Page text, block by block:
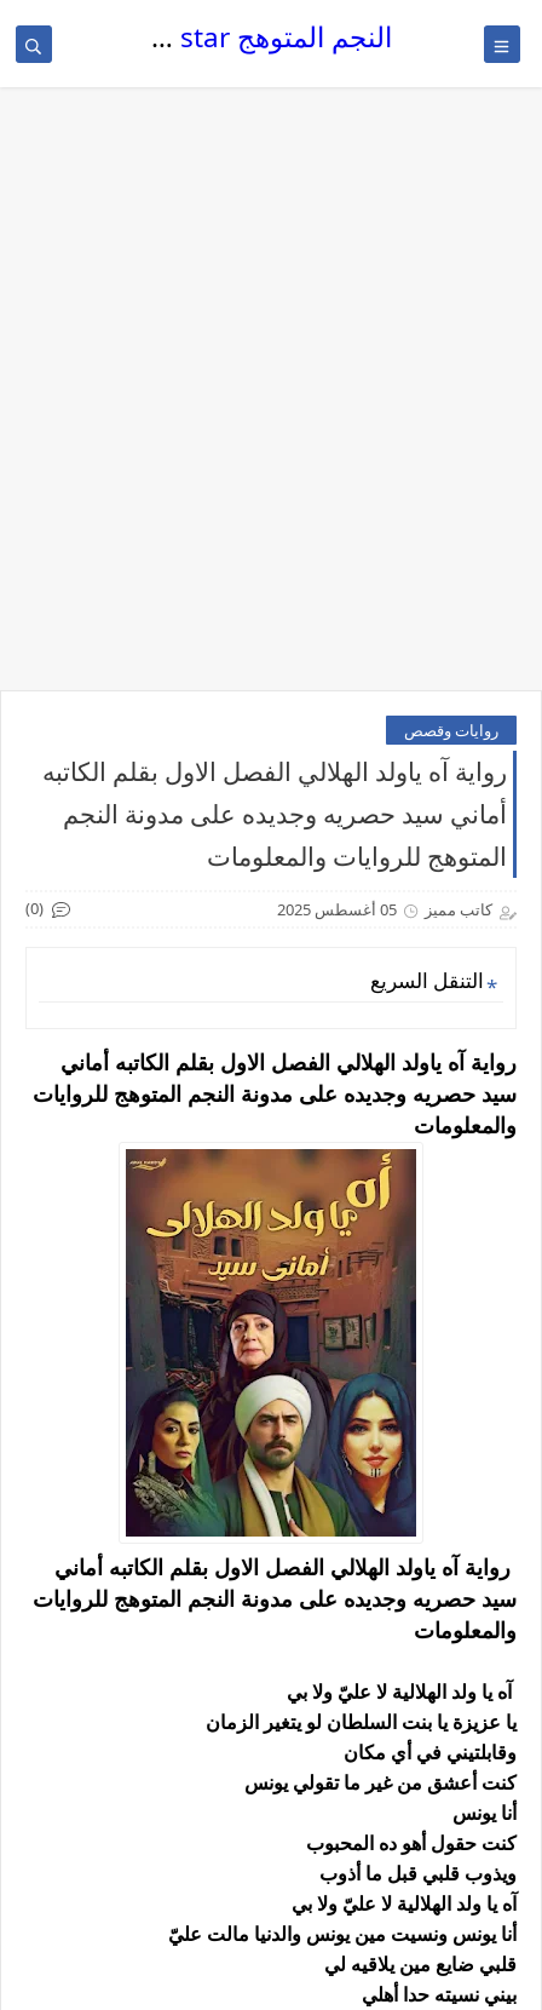
النجم المتوهج The glowing star
روايات وقصص
رواية آه ياولد الهلالي الفصل الاول بقلم الكاتبه
أماني سيد حصريه وجديده على مدونة النجم
المتوهج للروايات والمعلومات
كاتب مميز 05 أغسطس 2025 (0)
التنقل السريع
رواية آه ياولد الهلالي الفصل الاول بقلم الكاتبه أماني
سيد حصريه وجديده على مدونة النجم المتوهج للروايات
والمعلومات
رواية آه ياولد الهلالي الفصل الاول بقلم الكاتبه أماني
سيد حصريه وجديده على مدونة النجم المتوهج للروايات
والمعلومات
آه يا ولد الهلالية لا عليّ ولا بي
يا عزيزة يا بنت السلطان لو يتغير الزمان
وقابلتيني في أي مكان
كنت أعشق من غير ما تقولي يونس
أنا يونس
كنت حقول أهو ده المحبوب
ويذوب قلبي قبل ما أذوب
آه يا ولد الهلالية لا عليّ ولا بي
أنا يونس ونسيت مين يونس والدنيا مالت عليّ
قلبي ضايع مين يلاقيه لي
بيني نسيته حدا أهلي